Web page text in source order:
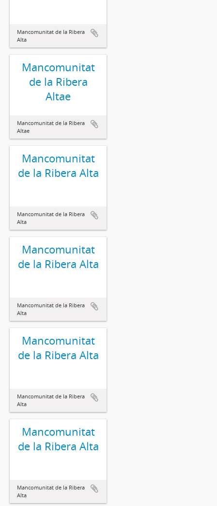
Mancomunitat de la Ribera
Alta
Mancomunitat
de la Ribera
Altae
Mancomunitat de la Ribera
Altae
Mancomunitat
de la Ribera Alta
Mancomunitat de la Ribera
Alta
Mancomunitat
de la Ribera Alta
Mancomunitat de la Ribera
Alta
Mancomunitat
de la Ribera Alta
Mancomunitat de la Ribera
Alta
Mancomunitat
de la Ribera Alta
Mancomunitat de la Ribera
Alta